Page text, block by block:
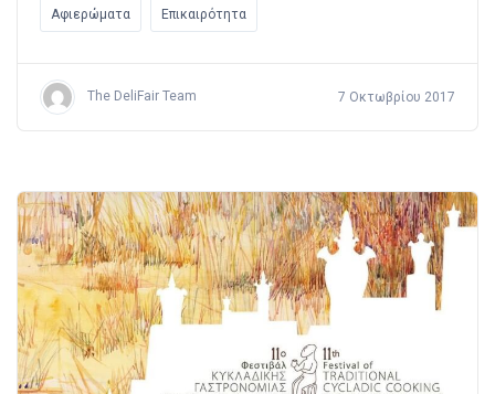
Αφιερώματα Επικαιρότητα
The DeliFair Team 7 Οκτωβρίου 2017